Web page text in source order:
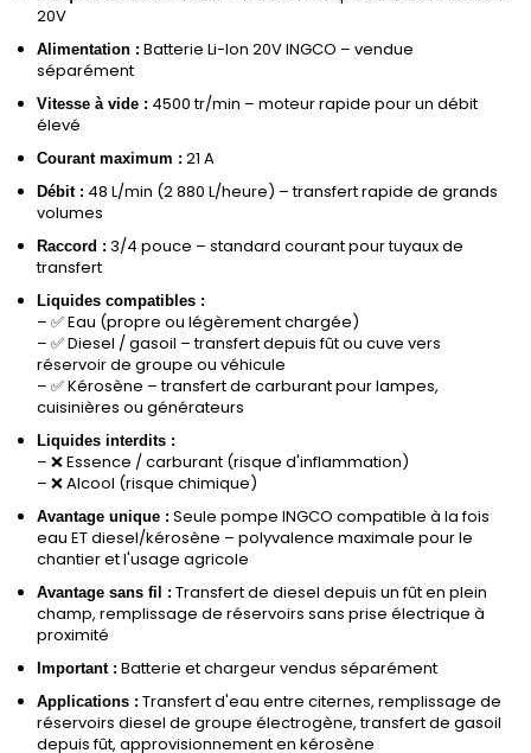
20V
Alimentation : Batterie Li-Ion 20V INGCO – vendue
séparément
Vitesse à vide : 4500 tr/min – moteur rapide pour un débit
élevé
Courant maximum : 21 A
Débit : 48 L/min (2 880 L/heure) – transfert rapide de grands
volumes
Raccord : 3/4 pouce – standard courant pour tuyaux de
transfert
Liquides compatibles :
– ✅ Eau (propre ou légèrement chargée)
– ✅ Diesel / gasoil – transfert depuis fût ou cuve vers
réservoir de groupe ou véhicule
– ✅ Kérosène – transfert de carburant pour lampes,
cuisinières ou générateurs
Liquides interdits :
– ❌ Essence / carburant (risque d'inflammation)
– ❌ Alcool (risque chimique)
Avantage unique : Seule pompe INGCO compatible à la fois
eau ET diesel/kérosène – polyvalence maximale pour le
chantier et l'usage agricole
Avantage sans fil : Transfert de diesel depuis un fût en plein
champ, remplissage de réservoirs sans prise électrique à
proximité
Important : Batterie et chargeur vendus séparément
Applications : Transfert d'eau entre citernes, remplissage de
réservoirs diesel de groupe électrogène, transfert de gasoil
depuis fût, approvisionnement en kérosène